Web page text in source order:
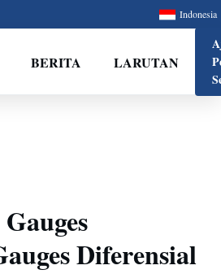
Indonesia
BERITA LARUTAN
Diferensial